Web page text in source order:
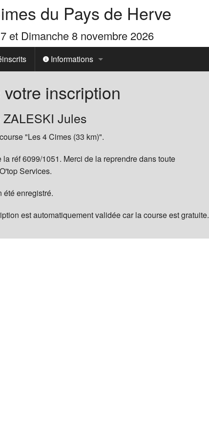
du Pays de Herve
et Dimanche 8 novembre 2026
Informations
La Boutique des 4 Cimes
inscription
Jules
"Les 4 Cimes (33 km)".
réf 6099/1051. Merci de la reprendre dans toute
Services.
été enregistré.
est automatiquement validée car la course est gratuite.